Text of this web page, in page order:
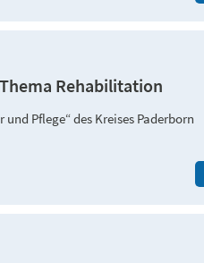
Rehabilitation
Pflege“ des Kreises Paderborn